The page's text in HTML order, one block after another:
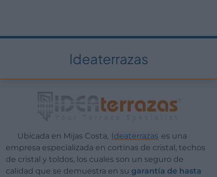
Ideaterrazas
Ubicada en Mijas Costa, Ideaterrazas es una
empresa especializada en cortinas de cristal, techos
de cristal y toldos, los cuales son un seguro de
calidad que se demuestra en su garantía de hasta